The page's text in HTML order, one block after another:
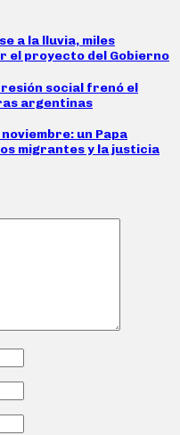
a la lluvia, miles
el proyecto del Gobierno
social frenó el
argentinas
un Papa
migrantes y la justicia